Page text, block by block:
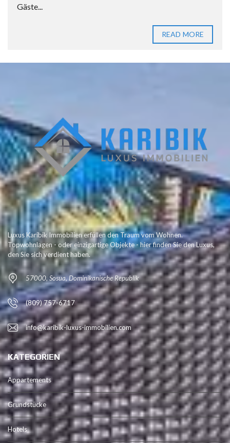
Gäste...
READ MORE
Luxus Karibik Immobilien erfüllen den Traum vom Wohnen.
Topwohnlagen - oder einzigartige Objekte - hier finden Sie den Luxus,
den Sie sich verdient haben.
57000, Sosua, Dominikanische Republik
(809) 757-6717
info@karibik-luxus-immobilien.com
KATEGORIEN
Appartements
Grundstücke
Hotels